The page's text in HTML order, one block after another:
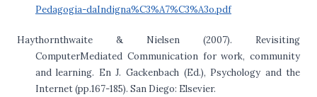
Pedagogia-daIndigna%C3%A7%C3%A3o.pdf
Haythornthwaite & Nielsen (2007). Revisiting
ComputerMediated Communication for work, community
and learning. En J. Gackenbach (Ed.), Psychology and the
Internet (pp.167-185). San Diego: Elsevier.